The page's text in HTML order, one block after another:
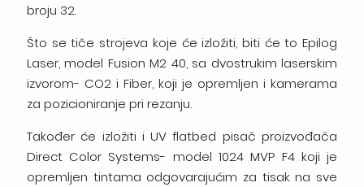
broju 32.
Što se tiče strojeva koje će izložiti, biti će to Epilog
Laser, model Fusion M2 40, sa dvostrukim laserskim
izvorom- CO2 i Fiber, koji je opremljen i kamerama
za pozicioniranje pri rezanju.
Također će izložiti i UV flatbed pisač proizvođača
Direct Color Systems- model 1024 MVP F4 koji je
opremljen tintama odgovarajućim za tisak na sve